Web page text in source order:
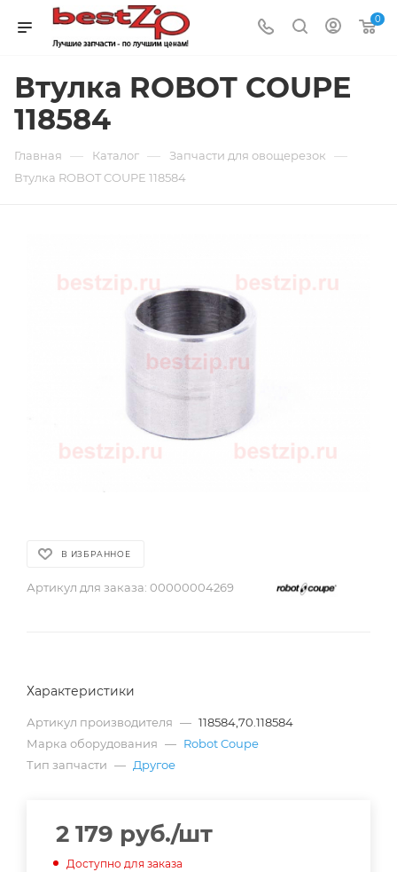
0
Втулка ROBOT COUPE
118584
Главная — Каталог — Запчасти для овощерезок —
Втулка ROBOT COUPE 118584
В ИЗБРАННОЕ
Артикул для заказа: 00000004269
Характеристики
Артикул производителя — 118584,70.118584
Марка оборудования — Robot Coupe
Тип запчасти — Другое
2 179 руб./шт
Доступно для заказа